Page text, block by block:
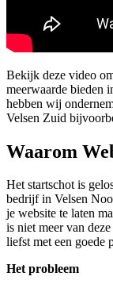
Bekijk deze video
meerwaarde bieden
hebben wij
Velsen Zuid
Waarom
Het startschot is
bedrijf in Velsen
je website te laten
is niet meer van
liefst met een goede
Het probleem